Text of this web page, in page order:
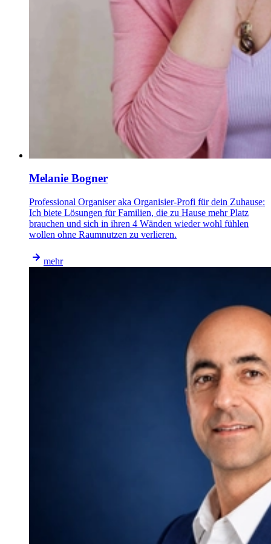
Melanie Bogner
Professional Organiser aka Organisier-Profi für dein Zuhause:
Ich biete Lösungen für Familien, die zu Hause mehr Platz
brauchen und sich in ihren 4 Wänden wieder wohl fühlen
wollen ohne Raumnutzen zu verlieren.
mehr